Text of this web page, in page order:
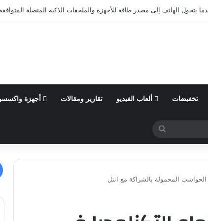
المالية 2026 وتؤكد توقعاتها المالية للعام
تخفيضات ألعاب الفيديو تقارير ومقالات أجهزة
بحث
عن
المحمولة بالشراكة مع انتل